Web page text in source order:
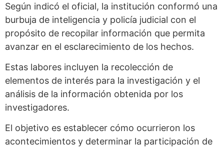
Según indicó el oficial, la institución conformó una
burbuja de inteligencia y policía judicial con el
propósito de recopilar información que permita
avanzar en el esclarecimiento de los hechos.
Estas labores incluyen la recolección de
elementos de interés para la investigación y el
análisis de la información obtenida por los
investigadores.
El objetivo es establecer cómo ocurrieron los
acontecimientos y determinar la participación de